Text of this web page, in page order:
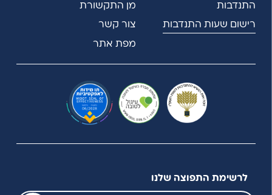
התנדבות מן התקשורת
רישום שעות התנדבות צור קשר
מפת אתר
לרשימת התפוצה שלנו